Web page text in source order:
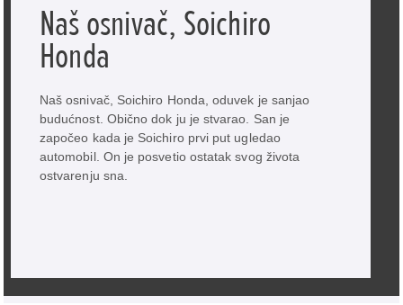
Naš osnivač, Soichiro
Honda
Naš osnivač, Soichiro Honda, oduvek je sanjao
budućnost. Obično dok ju je stvarao. San je
započeo kada je Soichiro prvi put ugledao
automobil. On je posvetio ostatak svog života
ostvarenju sna.